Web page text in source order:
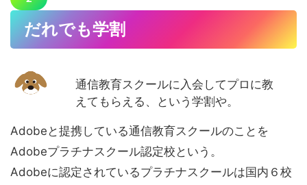
だれでも学割
通信教育スクールに入会してプロに教
えてもらえる、という学割や。
Adobeと提携している通信教育スクールのことを
Adobeプラチナスクール認定校という。
Adobeに認定されているプラチナスクールは国内６校